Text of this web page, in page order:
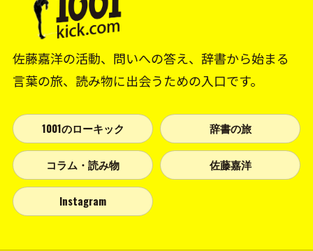
佐藤嘉洋の活動、問いへの答え、辞書から始まる
言葉の旅、読み物に出会うための入口です。
1001のローキック 辞書の旅
コラム・読み物 佐藤嘉洋
Instagram